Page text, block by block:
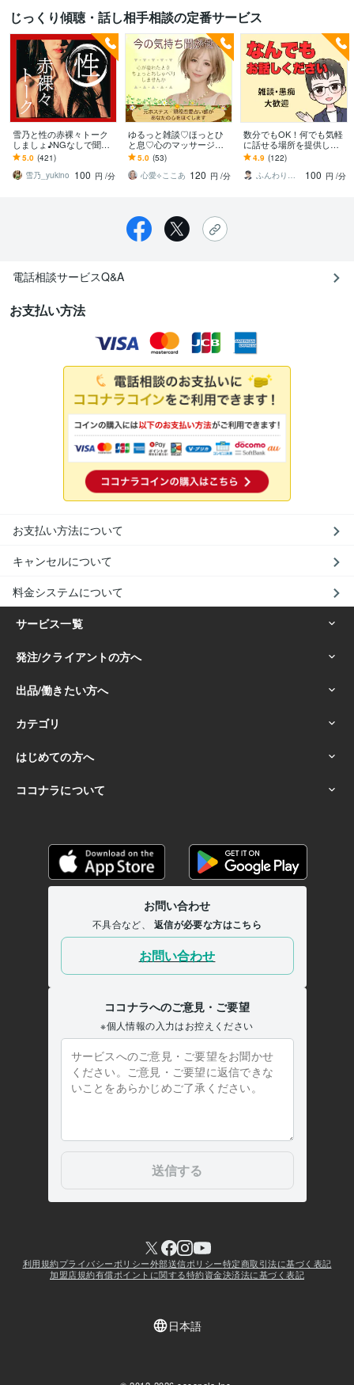
じっくり傾聴・話し相手相談の定番サービス
雪乃と性の赤裸々トーク
しましょ♪NGなしで聞き
ます 誰にも相談できず孤
独で抱え込んでいる性の
悩み…雪乃に見せて♡
5.0 (421)
雪乃_yukino 100 円 /分
ゆるっと雑談♡ほっとひ
と息♡心のマッサージし
ます 1分からOK！お悩み/
愚痴/恋バナ/武勇伝/なんで
も聞きます
5.0 (53)
心愛⟡ここあ 120 円 /分
数分でもOK！何でも気軽
に話せる場所を提供しま
す 恋愛、仕事、人間関
係、不安、雑談…軽く雑
談も大歓迎です！
4.9 (122)
ふんわりこころサポート☘️みちまさ
100 円 /分
電話相談サービスQ&A
お支払い方法
お支払い方法について
キャンセルについて
料金システムについて